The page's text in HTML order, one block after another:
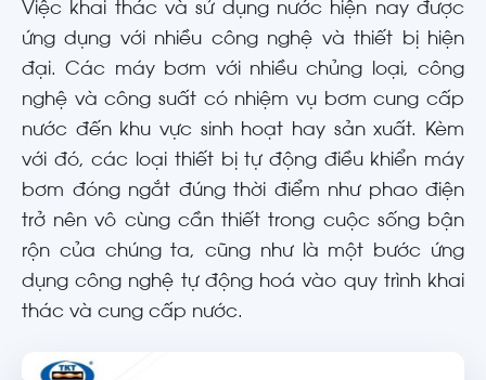
Việc khai thác và sử dụng nước hiện nay được
ứng dụng với nhiều công nghệ và thiết bị hiện
đại. Các máy bơm với nhiều chủng loại, công
nghệ và công suất có nhiệm vụ bơm cung cấp
nước đến khu vực sinh hoạt hay sản xuất. Kèm
với đó, các loại thiết bị tự động điều khiển máy
bơm đóng ngắt đúng thời điểm như phao điện
trở nên vô cùng cần thiết trong cuộc sống bận
rộn của chúng ta, cũng như là một bước ứng
dụng công nghệ tự động hoá vào quy trình khai
thác và cung cấp nước.